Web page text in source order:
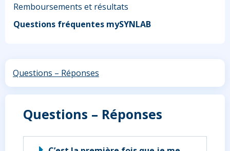
Remboursements et résultats
Questions fréquentes mySYNLAB
Questions – Réponses
Questions – Réponses